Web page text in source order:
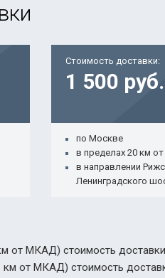
Стоимость доставки:
1 500 руб.
по Москве
в пределах 20 км
в направлении
Ленинградского
от МКАД) стоимость доставки
от МКАД) стоимость